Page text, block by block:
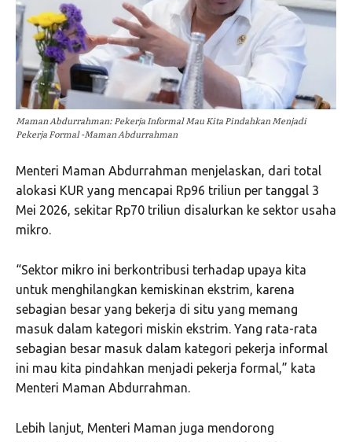
Maman Abdurrahman: Pekerja Informal Mau Kita Pindahkan Menjadi
Pekerja Formal -Maman Abdurrahman
Menteri Maman Abdurrahman menjelaskan, dari total
alokasi KUR yang mencapai Rp96 triliun per tanggal 3
Mei 2026, sekitar Rp70 triliun disalurkan ke sektor usaha
mikro.
“Sektor mikro ini berkontribusi terhadap upaya kita
untuk menghilangkan kemiskinan ekstrim, karena
sebagian besar yang bekerja di situ yang memang
masuk dalam kategori miskin ekstrim. Yang rata-rata
sebagian besar masuk dalam kategori pekerja informal
ini mau kita pindahkan menjadi pekerja formal,” kata
Menteri Maman Abdurrahman.
Lebih lanjut, Menteri Maman juga mendorong